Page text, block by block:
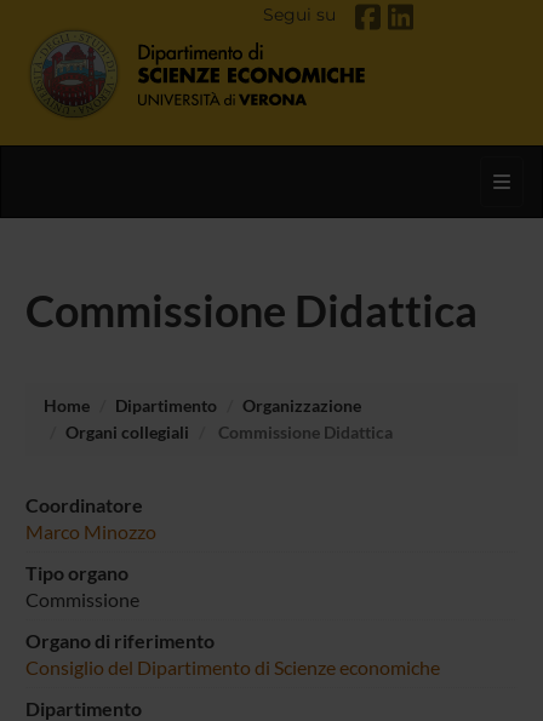
Segui su
Commissione Didattica
Home Dipartimento
Organizzazione
Organi collegiali
Commissione Didattica
Coordinatore
Marco Minozzo
Tipo organo
Commissione
Organo di riferimento
Consiglio del Dipartimento di Scienze economiche
Dipartimento